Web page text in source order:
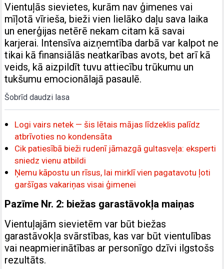
Vientuļās sievietes, kurām nav ģimenes vai
mīļotā vīrieša, bieži vien lielāko daļu sava laika
un enerģijas netērē nekam citam kā savai
karjerai. Intensīva aizņemtība darbā var kalpot ne
tikai kā finansiālās neatkarības avots, bet arī kā
veids, kā aizpildīt tuvu attiecību trūkumu un
tukšumu emocionālajā pasaulē.
Šobrīd daudzi lasa
Logi vairs netek — šis lētais mājas līdzeklis palīdz
atbrīvoties no kondensāta
Cik patiesībā bieži rudenī jāmazgā gultasveļa: eksperti
sniedz vienu atbildi
Ņemu kāpostu un rīsus, lai mirklī vien pagatavotu ļoti
garšīgas vakariņas visai ģimenei
Pazīme Nr. 2: biežas garastāvokļa maiņas
Vientuļajām sievietēm var būt biežas
garastāvokļa svārstības, kas var būt vientulības
vai neapmierinātības ar personīgo dzīvi ilgstošs
rezultāts.